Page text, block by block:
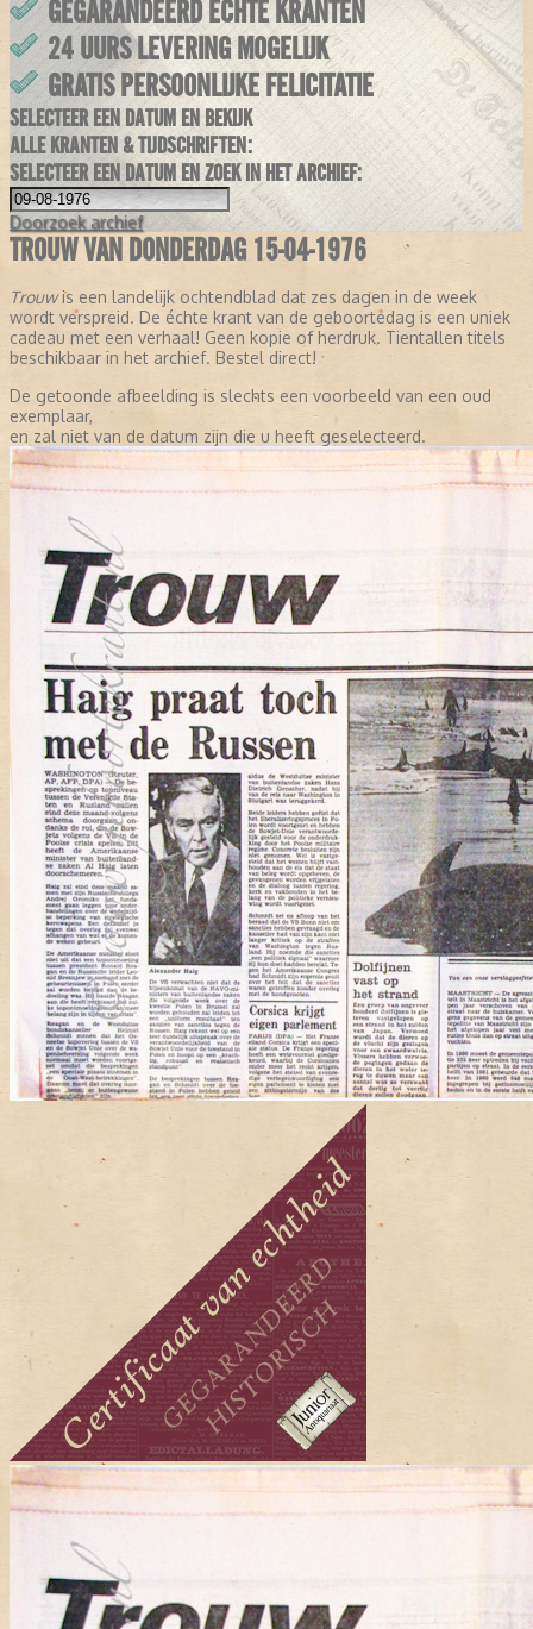
GEGARANDEERD ECHTE KRANTEN
24 UURS LEVERING MOGELIJK
GRATIS PERSOONLIJKE FELICITATIE
SELECTEER EEN DATUM EN BEKIJK
ALLE KRANTEN & TIJDSCHRIFTEN:
SELECTEER EEN DATUM EN ZOEK IN HET ARCHIEF:
Doorzoek archief
TROUW VAN DONDERDAG 15-04-1976
Trouwis een landelijk ochtendblad dat zes dagen in de week
wordt verspreid. De échte krant van de geboortedag is een uniek
cadeau met een verhaal! Geen kopie of herdruk. Tientallen titels
beschikbaar in het archief. Bestel direct!
De getoonde afbeelding is slechts een voorbeeld van een oud
exemplaar,
en zal niet van de datum zijn die u heeft geselecteerd.